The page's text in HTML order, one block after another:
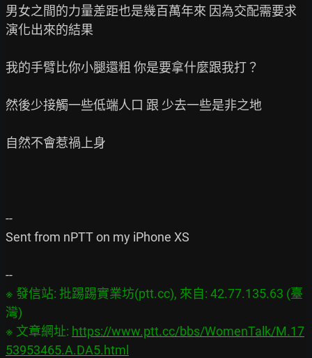
男女之間的力量差距也是幾百萬年來 因為交配需要求
演化出來的結果
我的手臂比你小腿還粗 你是要拿什麼跟我打？
然後少接觸一些低端人口 跟 少去一些是非之地
自然不會惹禍上身
--
Sent from nPTT on my iPhone XS
※ 發信站: 批踢踢實業坊(ptt.cc), 來自: 42.77.135.63 (臺
灣)
※ 文章網址: https://www.ptt.cc/bbs/WomenTalk/M.17
53953465.A.DA5.html